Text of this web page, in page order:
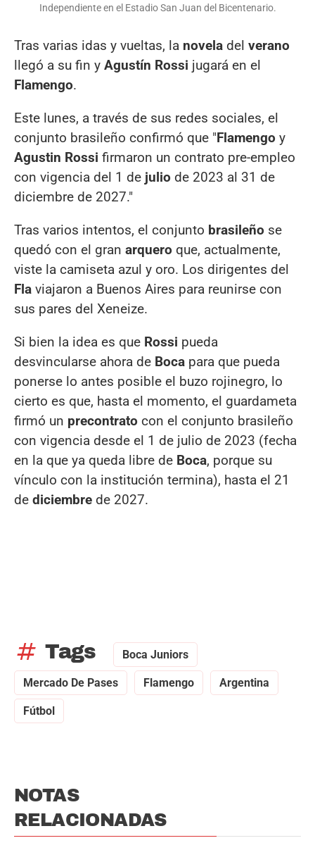
Independiente en el Estadio San Juan del Bicentenario.
Tras varias idas y vueltas, la novela del verano
llegó a su fin y Agustín Rossi jugará en el
Flamengo.
Este lunes, a través de sus redes sociales, el
conjunto brasileño confirmó que "Flamengo y
Agustin Rossi firmaron un contrato pre-empleo
con vigencia del 1 de julio de 2023 al 31 de
diciembre de 2027."
Tras varios intentos, el conjunto brasileño se
quedó con el gran arquero que, actualmente,
viste la camiseta azul y oro. Los dirigentes del
Fla viajaron a Buenos Aires para reunirse con
sus pares del Xeneize.
Si bien la idea es que Rossi pueda
desvincularse ahora de Boca para que pueda
ponerse lo antes posible el buzo rojinegro, lo
cierto es que, hasta el momento, el guardameta
firmó un precontrato con el conjunto brasileño
con vigencia desde el 1 de julio de 2023 (fecha
en la que ya queda libre de Boca, porque su
vínculo con la institución termina), hasta el 21
de diciembre de 2027.
tag Tags Boca Juniors
Mercado De Pases Flamengo Argentina
Fútbol
NOTAS
RELACIONADAS